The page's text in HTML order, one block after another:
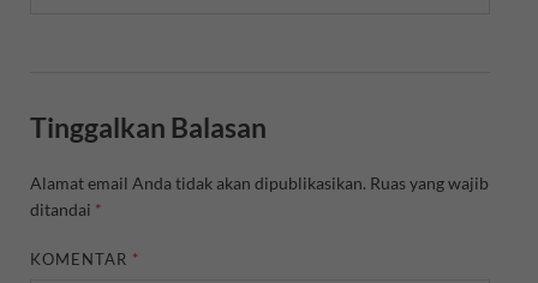
Tinggalkan Balasan
Alamat email Anda tidak akan dipublikasikan. Ruas yang wajib
ditandai *
KOMENTAR *